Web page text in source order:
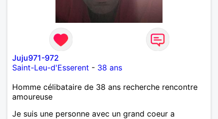
Juju971-972
Saint-Leu-d'Esserent - 38 ans
Homme célibataire de 38 ans recherche rencontre
amoureuse
Je suis une personne avec un grand coeur a